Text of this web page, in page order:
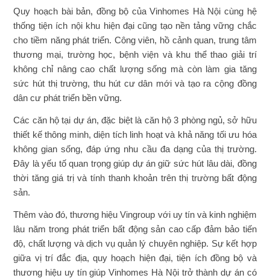
Quy hoạch bài bản, đồng bộ của Vinhomes Hà Nội cùng hệ
thống tiện ích nội khu hiện đại cũng tạo nền tảng vững chắc
cho tiềm năng phát triển. Công viên, hồ cảnh quan, trung tâm
thương mại, trường học, bệnh viện và khu thể thao giải trí
không chỉ nâng cao chất lượng sống mà còn làm gia tăng
sức hút thị trường, thu hút cư dân mới và tạo ra cộng đồng
dân cư phát triển bền vững.
Các căn hộ tại dự án, đặc biệt là căn hộ 3 phòng ngủ, sở hữu
thiết kế thông minh, diện tích linh hoạt và khả năng tối ưu hóa
không gian sống, đáp ứng nhu cầu đa dạng của thị trường.
Đây là yếu tố quan trọng giúp dự án giữ sức hút lâu dài, đồng
thời tăng giá trị và tính thanh khoản trên thị trường bất động
sản.
Thêm vào đó, thương hiệu Vingroup với uy tín và kinh nghiệm
lâu năm trong phát triển bất động sản cao cấp đảm bảo tiến
độ, chất lượng và dịch vụ quản lý chuyên nghiệp. Sự kết hợp
giữa vị trí đắc địa, quy hoạch hiện đại, tiện ích đồng bộ và
thương hiệu uy tín giúp Vinhomes Hà Nội trở thành dự án có